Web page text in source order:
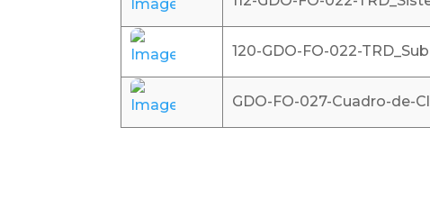
120-GDO-FO-022-
GDO-FO-027-Cuadro-de-